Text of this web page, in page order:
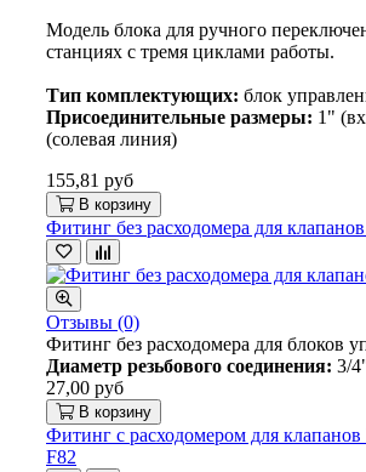
Модель блока для ручного
станциях с тремя циклами работы.
Тип комплектующих: блок
Присоединительные размеры: 1"
(солевая линия)
155,81 руб
В корзину
Фитинг без расходомера для
Отзывы (0)
Фитинг без расходомера для блоков
Диаметр резьбового соединения: 3/
27,00 руб
В корзину
Фитинг с расходомером для
F82